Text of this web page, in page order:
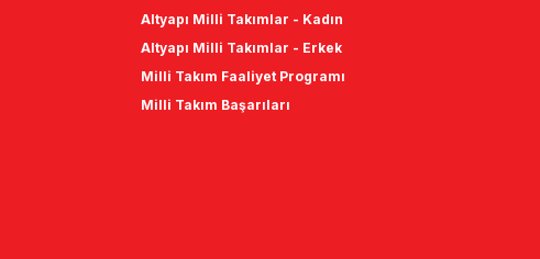
Altyapı Milli Takımlar - Kadın
Altyapı Milli Takımlar - Erkek
Milli Takım Faaliyet Programı
Milli Takım Başarıları